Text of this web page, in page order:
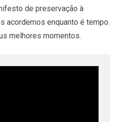
de preservação à
acordemos enquanto é tempo.
melhores momentos.